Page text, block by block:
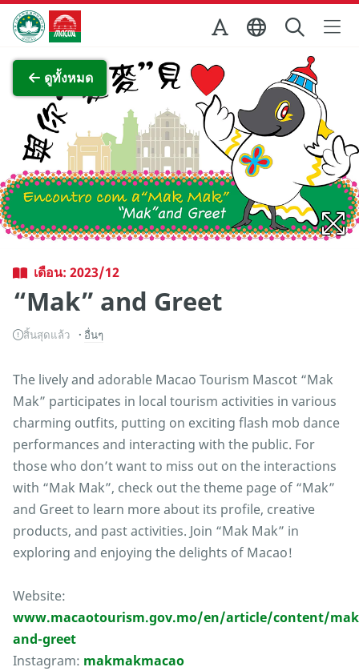
Skip to Main Content
สำนักงานการท่องเที่ยวของรัฐบาลมาเก๊า
ดูทั้งหมด
เดือน: 2023/12
“Mak” and Greet
สิ้นสุดแล้ว อื่นๆ
The lively and adorable Macao Tourism Mascot “Mak
Mak” participates in local tourism activities in various
charming outfits, putting on exciting flash mob dance
performances and interacting with the public. For
those who don’t want to miss out on the interactions
with “Mak Mak”, check out the theme page of “Mak”
and Greet to learn more about its profile, creative
products, and past activities. Join “Mak Mak” in
exploring and enjoying the delights of Macao!
Website:
www.macaotourism.gov.mo/en/article/content/
and-greet
Instagram: makmakmacao